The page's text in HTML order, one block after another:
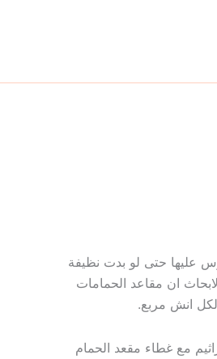
عليها حتى لو بدت نظيفة
ان مقاعد الحمامات
مع غطاء مقعد الحمام